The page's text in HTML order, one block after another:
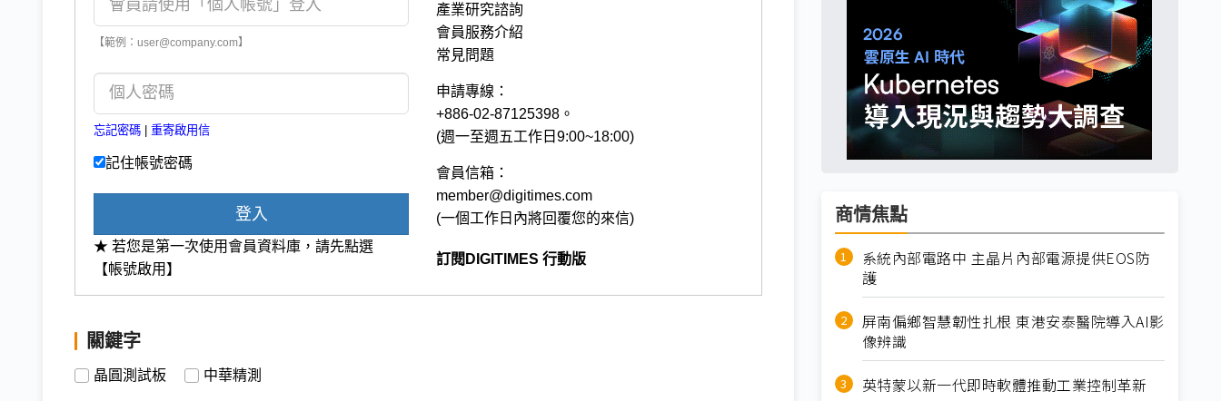
【範例：user@company.com】
忘記密碼 重寄啟用信
記住帳號密碼
登入
★ 若您是第一次使用會員資料庫，請先點選
【帳號啟用】
產業研究諮詢
會員服務介紹
常見問題
申請專線：
+886-02-87125398。
(週一至週五工作日9:00~18:00)
會員信箱：
member@digitimes.com
(一個工作日內將回覆您的來信)
訂閱DIGITIMES 行動版
關鍵字
晶圓測試板 中華精測
商情焦點
系統內部電路中 主晶片內部電源提供EOS防
護
屏南偏鄉智慧韌性扎根 東港安泰醫院導入AI影
像辨識
英特蒙以新一代即時軟體推動工業控制革新